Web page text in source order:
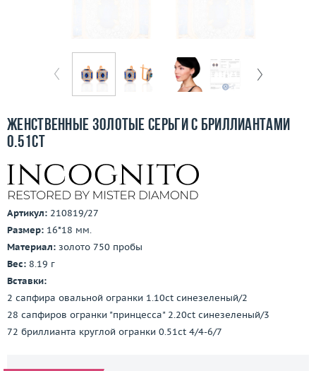
О компании
Контакты
3D-тур по шоуруму
Женственные золотые серьги с бриллиантами
0.51ct
Артикул: 210819/27
Размер: 16*18 мм.
Материал: золото 750 пробы
Вес: 8.19 г
Вставки:
2 сапфира овальной огранки 1.10ct синезеленый/2
28 сапфиров огранки "принцесса" 2.20ct синезеленый/3
72 бриллианта круглой огранки 0.51ct 4/4-6/7